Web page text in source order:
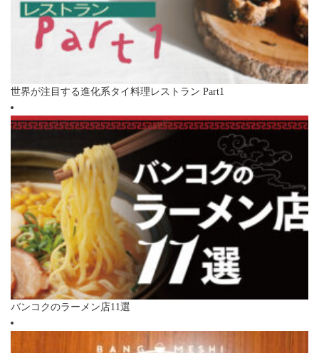
世界が注目する進化系タイ料理レストラン Part1
バンコクのラーメン店11選